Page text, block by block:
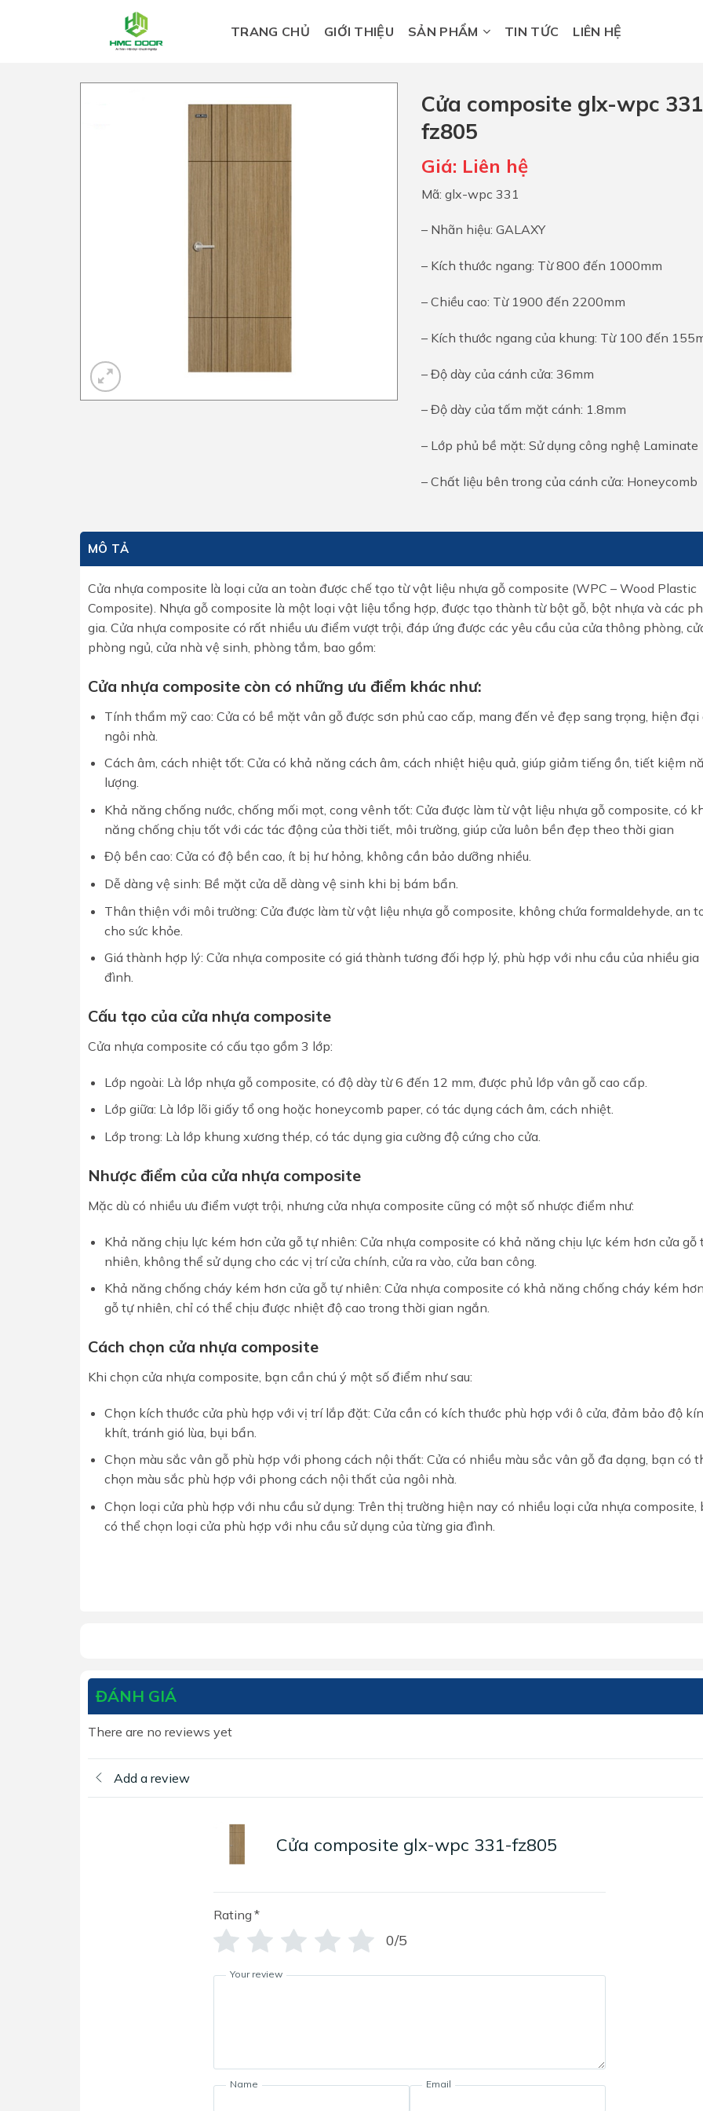
MIỄN PHÍ THIẾT KẾ 3D, ĐO
TRANG CHỦ GIỚI THIỆU SẢN PHẨM TIN TỨC LIÊN HỆ
Cửa composite glx-wpc
fz805
Giá: Liên hệ
Mã: glx-wpc 331
– Nhãn hiệu: GALAXY
– Kích thước ngang: Từ 800 đến 1000mm
– Chiều cao: Từ 1900 đến 2200mm
– Kích thước ngang của khung: Từ 100 đến
– Độ dày của cánh cửa: 36mm
– Độ dày của tấm mặt cánh: 1.8mm
– Lớp phủ bề mặt: Sử dụng công nghệ Laminate
– Chất liệu bên trong của cánh cửa: Honeycomb
MÔ TẢ
Cửa nhựa composite là loại cửa an toàn được chế tạo từ vật liệu nhựa gỗ composite (WPC – Wood Plastic
Composite). Nhựa gỗ composite là một loại vật liệu tổng hợp, được tạo thành từ bột gỗ, bột nhựa và các
gia. Cửa nhựa composite có rất nhiều ưu điểm vượt trội, đáp ứng được các yêu cầu của cửa thông phòng,
phòng ngủ, cửa nhà vệ sinh, phòng tắm, bao gồm:
Cửa nhựa composite còn có những ưu điểm khác như:
Tính thẩm mỹ cao: Cửa có bề mặt vân gỗ được sơn phủ cao cấp, mang đến vẻ đẹp sang trọng, hiện đại
ngôi nhà.
Cách âm, cách nhiệt tốt: Cửa có khả năng cách âm, cách nhiệt hiệu quả, giúp giảm tiếng ồn, tiết kiệm
lượng.
Khả năng chống nước, chống mối mọt, cong vênh tốt: Cửa được làm từ vật liệu nhựa gỗ composite, có
năng chống chịu tốt với các tác động của thời tiết, môi trường, giúp cửa luôn bền đẹp theo thời gian
Độ bền cao: Cửa có độ bền cao, ít bị hư hỏng, không cần bảo dưỡng nhiều.
Dễ dàng vệ sinh: Bề mặt cửa dễ dàng vệ sinh khi bị bám bẩn.
Thân thiện với môi trường: Cửa được làm từ vật liệu nhựa gỗ composite, không chứa formaldehyde, an
cho sức khỏe.
Giá thành hợp lý: Cửa nhựa composite có giá thành tương đối hợp lý, phù hợp với nhu cầu của nhiều gia
đình.
Cấu tạo của cửa nhựa composite
Cửa nhựa composite có cấu tạo gồm 3 lớp:
Lớp ngoài: Là lớp nhựa gỗ composite, có độ dày từ 6 đến 12 mm, được phủ lớp vân gỗ cao cấp.
Lớp giữa: Là lớp lõi giấy tổ ong hoặc honeycomb paper, có tác dụng cách âm, cách nhiệt.
Lớp trong: Là lớp khung xương thép, có tác dụng gia cường độ cứng cho cửa.
Nhược điểm của cửa nhựa composite
Mặc dù có nhiều ưu điểm vượt trội, nhưng cửa nhựa composite cũng có một số nhược điểm như:
Khả năng chịu lực kém hơn cửa gỗ tự nhiên: Cửa nhựa composite có khả năng chịu lực kém hơn cửa gỗ
nhiên, không thể sử dụng cho các vị trí cửa chính, cửa ra vào, cửa ban công.
Khả năng chống cháy kém hơn cửa gỗ tự nhiên: Cửa nhựa composite có khả năng chống cháy kém
gỗ tự nhiên, chỉ có thể chịu được nhiệt độ cao trong thời gian ngắn.
Cách chọn cửa nhựa composite
Khi chọn cửa nhựa composite, bạn cần chú ý một số điểm như sau:
Chọn kích thước cửa phù hợp với vị trí lắp đặt: Cửa cần có kích thước phù hợp với ô cửa, đảm bảo độ kín
khít, tránh gió lùa, bụi bẩn.
Chọn màu sắc vân gỗ phù hợp với phong cách nội thất: Cửa có nhiều màu sắc vân gỗ đa dạng, bạn có
chọn màu sắc phù hợp với phong cách nội thất của ngôi nhà.
Chọn loại cửa phù hợp với nhu cầu sử dụng: Trên thị trường hiện nay có nhiều loại cửa nhựa composite,
có thể chọn loại cửa phù hợp với nhu cầu sử dụng của từng gia đình.
ĐÁNH GIÁ
There are no reviews yet
Add a review
Cửa composite glx-wpc 331-fz805
Rating *
0/5
Your review
Name Email